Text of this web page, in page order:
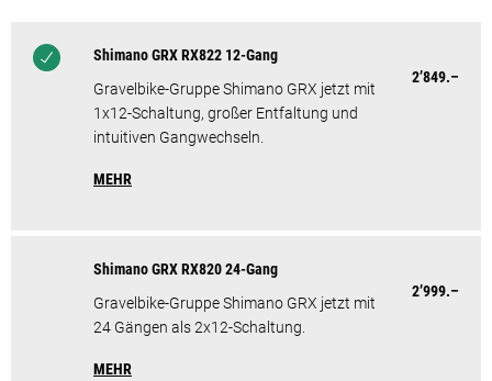
Shimano GRX RX822 12-Gang
Gravelbike-Gruppe Shimano GRX jetzt mit
1x12-Schaltung, großer Entfaltung und
intuitiven Gangwechseln.
MEHR
2’849.–
Shimano GRX RX820 24-Gang
Gravelbike-Gruppe Shimano GRX jetzt mit
24 Gängen als 2x12-Schaltung.
MEHR
2’999.–